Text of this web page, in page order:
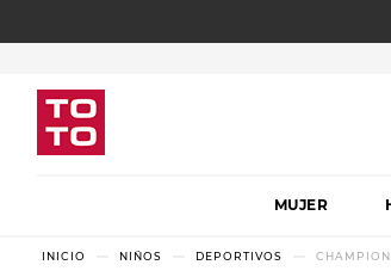
MUJER
NIÑOS DEPORTIVOS
1.
botas
2.